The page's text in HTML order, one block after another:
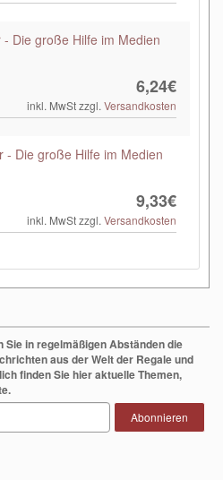
- Die große Hilfe im Medien
6,24€
inkl. MwSt zzgl.Versandkosten
- Die große Hilfe im Medien
9,33€
inkl. MwSt zzgl.Versandkosten
in regelmäßigen Abständen die
aus der Welt der Regale und
finden Sie hier aktuelle Themen,
Abonnieren